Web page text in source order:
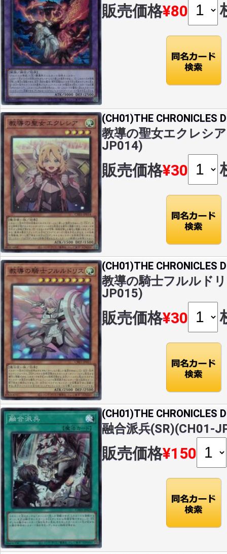
販売価格¥80
(CH01)THE CHRONICLES
教導の聖女エクレシ
JP014)
販売価格¥30
(CH01)THE CHRONICLES
教導の騎士フルルド
JP015)
販売価格¥30
(CH01)THE CHRONICLES
融合派兵(SR)(CH01-
販売価格¥150